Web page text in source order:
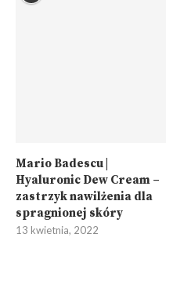
Mario Badescu |
Hyaluronic Dew Cream –
zastrzyk nawilżenia dla
spragnionej skóry
13 kwietnia, 2022